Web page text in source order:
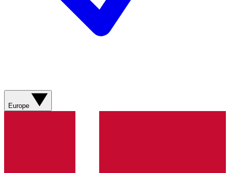
Europe